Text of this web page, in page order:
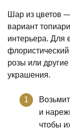
Шар из цветов
вариант
интерьера. Для
розы или
украшения.
и
чтобы